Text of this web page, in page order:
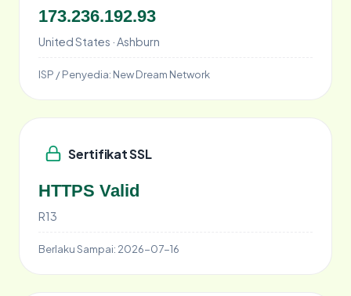
173.236.192.93
United States · Ashburn
ISP / Penyedia: New Dream Network
Sertifikat SSL
HTTPS Valid
R13
Berlaku Sampai: 2026-07-16